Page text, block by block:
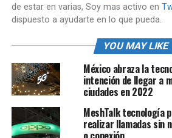
de estar en varias, Soy mas activo en
dispuesto a ayudarte en lo que pueda.
YOU MAY LIKE
México abraza la
intención de llegar a
ciudades en 2022
MeshTalk tecnología
realizar llamadas sin